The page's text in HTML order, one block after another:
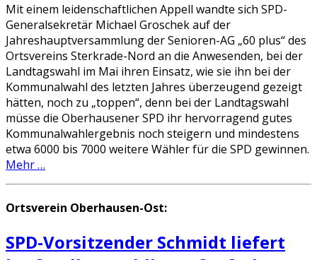
Mit einem leidenschaftlichen Appell wandte sich SPD-
Generalsekretär Michael Groschek auf der
Jahreshauptversammlung der Senioren-AG „60 plus“ des
Ortsvereins Sterkrade-Nord an die Anwesenden, bei der
Landtagswahl im Mai ihren Einsatz, wie sie ihn bei der
Kommunalwahl des letzten Jahres überzeugend gezeigt
hätten, noch zu „toppen“, denn bei der Landtagswahl
müsse die Oberhausener SPD ihr hervorragend gutes
Kommunalwahlergebnis noch steigern und mindestens
etwa 6000 bis 7000 weitere Wähler für die SPD gewinnen.
Mehr …
Ortsverein Oberhausen-Ost:
SPD-Vorsitzender Schmidt liefert